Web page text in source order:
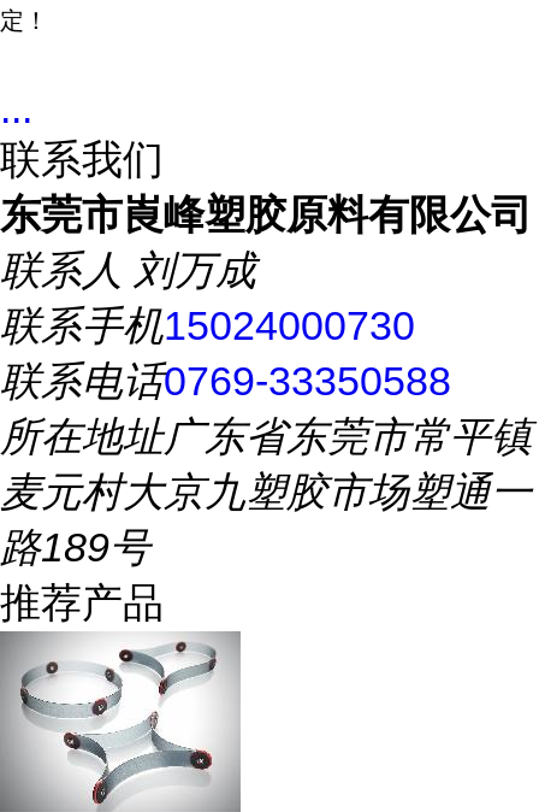
定！
...
联系我们
东莞市崀峰塑胶原料有限公司
联系人 刘万成
联系手机15024000730
联系电话0769-33350588
所在地址广东省东莞市常平镇
麦元村大京九塑胶市场塑通一
路189号
推荐产品